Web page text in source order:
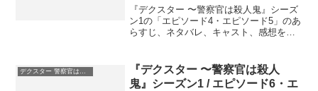
ト、感想
『デクスター 〜警察官は殺人鬼』シーズ
ン1の「エピソード4・エピソード5」のあ
らすじ、ネタバレ、キャスト、感想を紹
浜辺で見つかった切断された手はトニ
ー・トゥッチの...
デクスター 警察官は殺人鬼
『デクスター 〜警察官は殺人
鬼』シーズン1 / エピソード6・エ